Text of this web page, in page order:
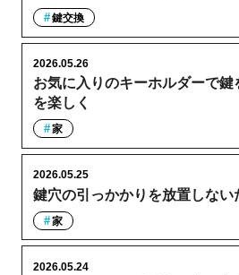
鍵交換
お気に入りのキーホルダーで鍵
を楽しく
2026.05.26
家
鍵穴の引っかかりを放置しない
2026.05.25
家
2026.05.24